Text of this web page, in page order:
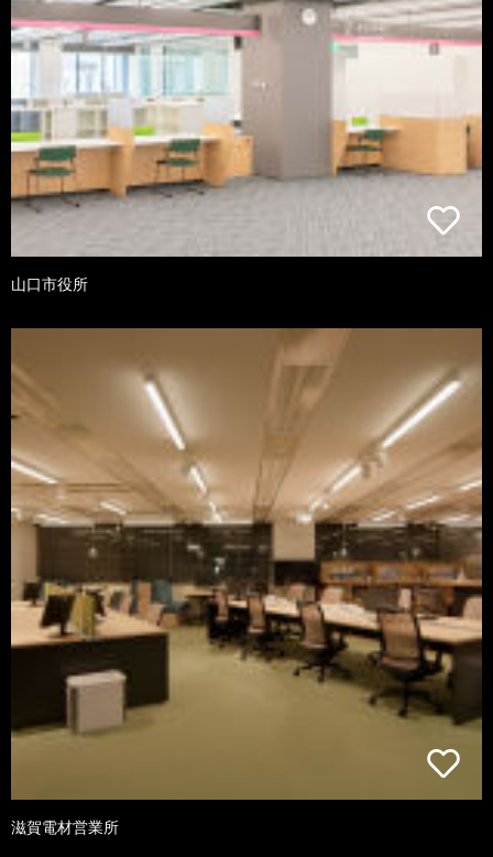
山口市役所
滋賀電材営業所